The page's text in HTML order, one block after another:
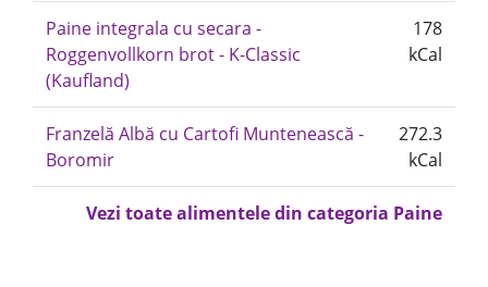
Paine integrala cu secara -
Roggenvollkorn brot - K-Classic
(Kaufland)
178
kCal
Franzelă Albă cu Cartofi Muntenească -
Boromir
272.3
kCal
Vezi toate alimentele din categoria Paine